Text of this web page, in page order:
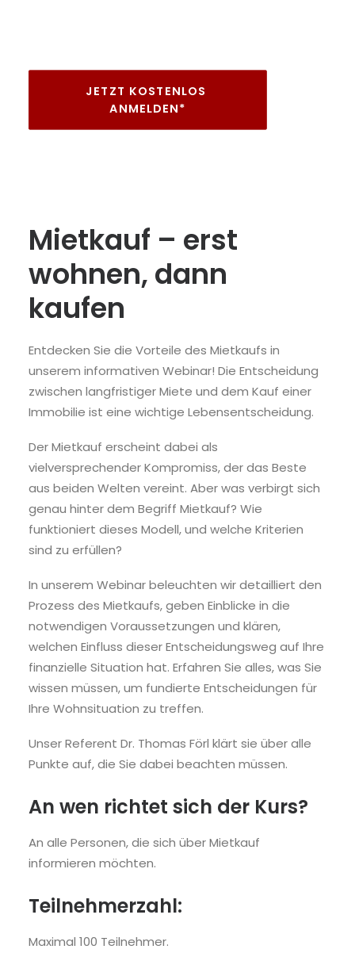
JETZT KOSTENLOS
ANMELDEN*
Mietkauf – erst
wohnen, dann
kaufen
Entdecken Sie die Vorteile des Mietkaufs in
unserem informativen Webinar! Die Entscheidung
zwischen langfristiger Miete und dem Kauf einer
Immobilie ist eine wichtige Lebensentscheidung.
Der Mietkauf erscheint dabei als
vielversprechender Kompromiss, der das Beste
aus beiden Welten vereint. Aber was verbirgt sich
genau hinter dem Begriff Mietkauf? Wie
funktioniert dieses Modell, und welche Kriterien
sind zu erfüllen?
In unserem Webinar beleuchten wir detailliert den
Prozess des Mietkaufs, geben Einblicke in die
notwendigen Voraussetzungen und klären,
welchen Einfluss dieser Entscheidungsweg auf Ihre
finanzielle Situation hat. Erfahren Sie alles, was Sie
wissen müssen, um fundierte Entscheidungen für
Ihre Wohnsituation zu treffen.
Unser Referent Dr. Thomas Förl klärt sie über alle
Punkte auf, die Sie dabei beachten müssen.
An wen richtet sich der Kurs?
An alle Personen, die sich über Mietkauf
informieren möchten.
Teilnehmerzahl:
Maximal 100 Teilnehmer.